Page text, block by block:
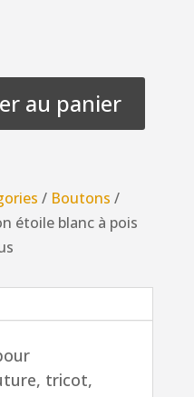
au panier
/ Boutons /
étoile blanc à pois
tricot,